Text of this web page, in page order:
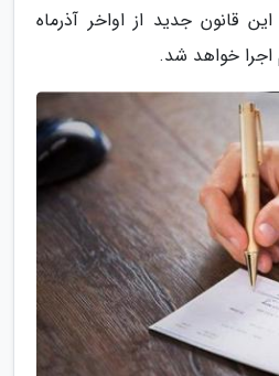
قانون جدید از اواخر آذرماه
اجرا خواهد شد.